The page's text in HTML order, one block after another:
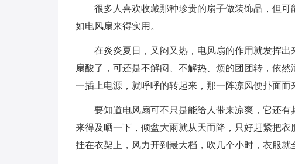
很多人喜欢收藏那种珍贵的扇子做装饰品，但
如电风扇来得实用。
在炎炎夏日，又闷又热，电风扇的作用就发挥
扇酸了，可还是不解闷、不解热、烦的团团转，依
一插上电源，就呼呼的转起来，那一阵凉风便扑面而
要知道电风扇可不只是能给人带来凉爽，它还
来得及晒一下，倾盆大雨就从天而降，只好赶紧把
挂在衣架上，风力开到最大档，吹几个小时，衣服就